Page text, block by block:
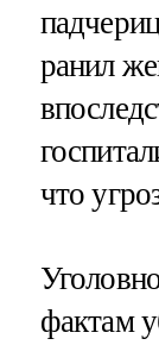
ранил
что
фактам